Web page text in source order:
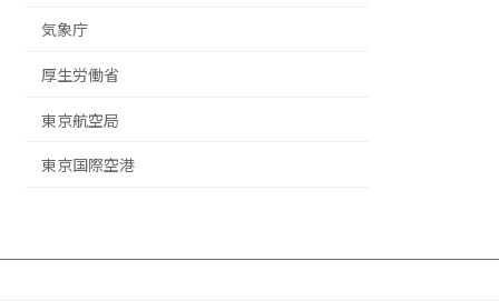
気象庁
厚生労働省
東京航空局
東京国際空港